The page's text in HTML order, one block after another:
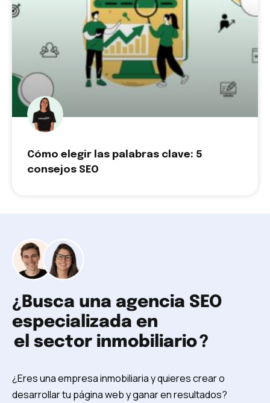
Cómo elegir las palabras clave: 5
consejos SEO
¿Busca una agencia SEO
especializada en
el sector inmobiliario?
¿Eres una empresa inmobiliaria y quieres crear o
desarrollar tu página web y ganar en resultados?